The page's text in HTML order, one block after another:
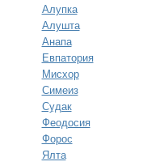
Алупка
Алушта
Анапа
Евпатория
Мисхор
Симеиз
Судак
Феодосия
Форос
Ялта